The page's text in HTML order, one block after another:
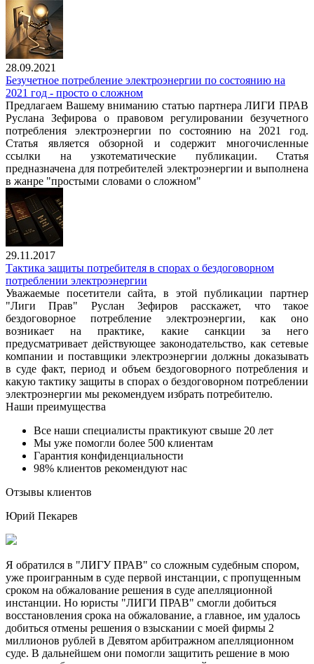
28.09.2021
Безучетное потребление электроэнергии по состоянию на
2021 год - просто о сложном
Предлагаем Вашему вниманию статью партнера ЛИГИ ПРАВ
Руслана Зефирова о правовом регулировании безучетного
потребления электроэнергии по состоянию на 2021 год.
Статья является обзорной и содержит многочисленные
ссылки на узкотематические публикации. Статья
предназначена для потребителей электроэнергии и выполнена
в жанре "простыми словами о сложном"
29.11.2017
Тактика защиты потребителя в спорах о бездоговорном
потреблении электроэнергии
Уважаемые посетители сайта, в этой публикации партнер
"Лиги Прав" Руслан Зефиров расскажет, что такое
бездоговорное потребление электроэнергии, как оно
возникает на практике, какие санкции за него
предусматривает действующее законодательство, как сетевые
компании и поставщики электроэнергии должны доказывать
в суде факт, период и объем бездоговорного потребления и
какую тактику защиты в спорах о бездоговорном потреблении
электроэнергии мы рекомендуем избрать потребителю.
Наши преимущества
Все наши специалисты практикуют свыше 20 лет
Мы уже помогли более 500 клиентам
Гарантия конфиденциальности
98% клиентов рекомендуют нас
Отзывы клиентов
Юрий Пекарев
Я обратился в "ЛИГУ ПРАВ" со сложным судебным спором,
уже проигранным в суде первой инстанции, с пропущенным
сроком на обжалование решения в суде апелляционной
инстанции. Но юристы "ЛИГИ ПРАВ" смогли добиться
восстановления срока на обжалование, а главное, им удалось
добиться отмены решения о взыскании с моей фирмы 2
миллионов рублей в Девятом арбитражном апелляционном
суде. В дальнейшем они помогли защитить решение в мою